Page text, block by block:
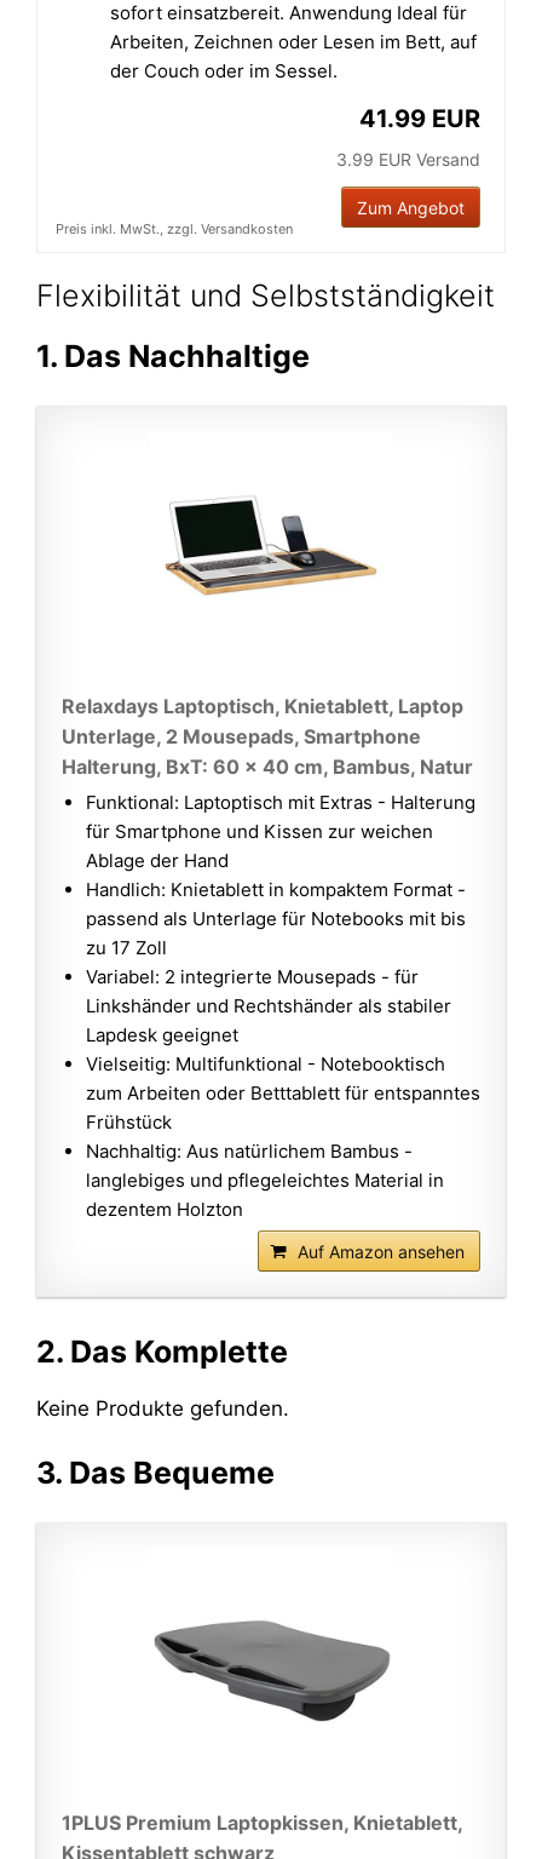
sofort einsatzbereit. Anwendung Ideal für
Arbeiten, Zeichnen oder Lesen im Bett, auf
der Couch oder im Sessel.
41.99 EUR
3.99 EUR Versand
Zum Angebot
Preis inkl. MwSt., zzgl. Versandkosten
Flexibilität und Selbstständigkeit
1. Das Nachhaltige
Relaxdays Laptoptisch, Knietablett, Laptop
Unterlage, 2 Mousepads, Smartphone
Halterung, BxT: 60 x 40 cm, Bambus, Natur
Funktional: Laptoptisch mit Extras - Halterung
für Smartphone und Kissen zur weichen
Ablage der Hand
Handlich: Knietablett in kompaktem Format -
passend als Unterlage für Notebooks mit bis
zu 17 Zoll
Variabel: 2 integrierte Mousepads - für
Linkshänder und Rechtshänder als stabiler
Lapdesk geeignet
Vielseitig: Multifunktional - Notebooktisch
zum Arbeiten oder Betttablett für entspanntes
Frühstück
Nachhaltig: Aus natürlichem Bambus -
langlebiges und pflegeleichtes Material in
dezentem Holzton
Auf Amazon ansehen
2. Das Komplette
Keine Produkte gefunden.
3. Das Bequeme
1PLUS Premium Laptopkissen, Knietablett,
Kissentablett schwarz